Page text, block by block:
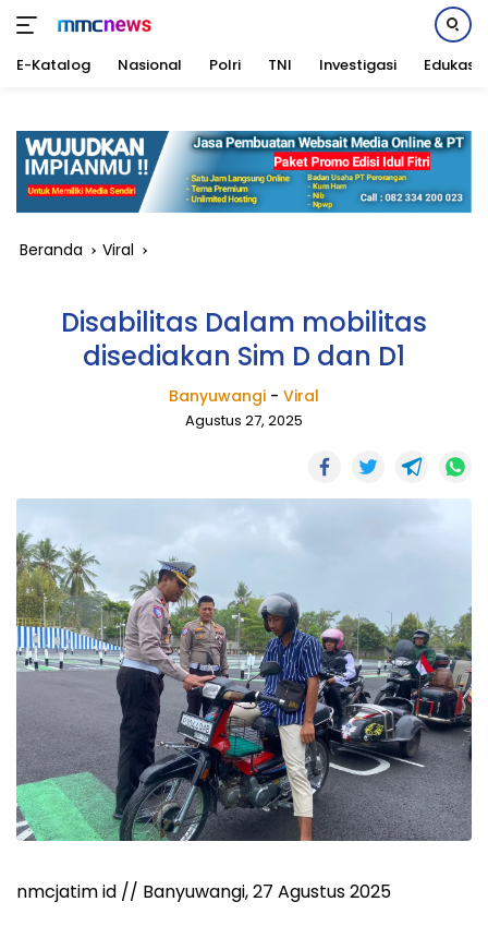
konten
E-Katalog Nasional Polri TNI Investigasi Edukasi
Beranda Viral
Disabilitas Dalam mobilitas
disediakan Sim D dan D1
Banyuwangi - Viral
Agustus 27, 2025
nmcjatim id // Banyuwangi, 27 Agustus 2025